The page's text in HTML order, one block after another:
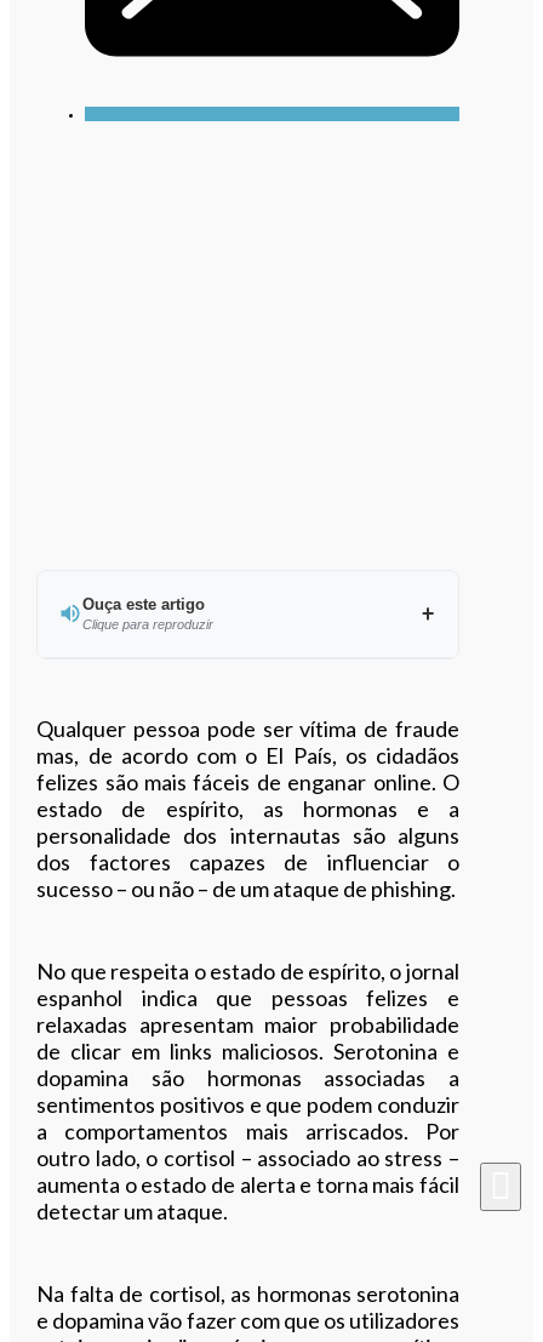
Ouça este artigo
Clique para reproduzir
Qualquer pessoa pode ser vítima de fraude
mas, de acordo com o El País, os cidadãos
felizes são mais fáceis de enganar online. O
estado de espírito, as hormonas e a
personalidade dos internautas são alguns
dos factores capazes de influenciar o
sucesso – ou não – de um ataque de phishing.
No que respeita o estado de espírito, o jornal
espanhol indica que pessoas felizes e
relaxadas apresentam maior probabilidade
de clicar em links maliciosos. Serotonina e
dopamina são hormonas associadas a
sentimentos positivos e que podem conduzir
a comportamentos mais arriscados. Por
outro lado, o cortisol – associado ao stress –
aumenta o estado de alerta e torna mais fácil
detectar um ataque.
Na falta de cortisol, as hormonas serotonina
e dopamina vão fazer com que os utilizadores